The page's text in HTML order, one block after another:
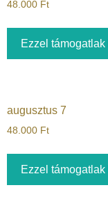
48.000 Ft
Ezzel támogatlak
augusztus 7
48.000 Ft
Ezzel támogatlak